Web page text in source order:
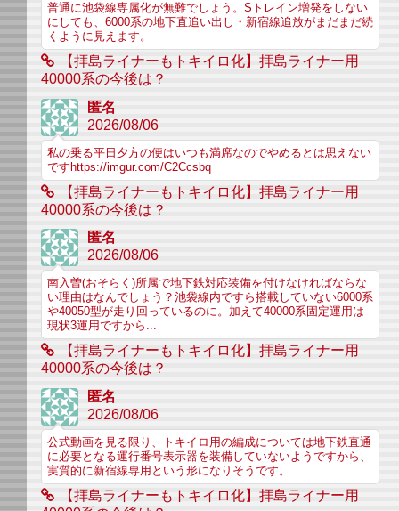
普通に池袋線専属化が無難でしょう。Sトレイン増発をしない
にしても、6000系の地下直追い出し・新宿線追放がまだまだ続
くように見えます。
【拝島ライナーもトキイロ化】拝島ライナー用
40000系の今後は？
匿名
2026/08/06
私の乗る平日夕方の便はいつも満席なのでやめるとは思えない
ですhttps://imgur.com/C2Ccsbq
【拝島ライナーもトキイロ化】拝島ライナー用
40000系の今後は？
匿名
2026/08/06
南入曽(おそらく)所属で地下鉄対応装備を付けなければならな
い理由はなんでしょう？池袋線内ですら搭載していない6000系
や40050型が走り回っているのに。加えて40000系固定運用は
現状3運用ですから...
【拝島ライナーもトキイロ化】拝島ライナー用
40000系の今後は？
匿名
2026/08/06
公式動画を見る限り、トキイロ用の編成については地下鉄直通
に必要となる運行番号表示器を装備していないようですから、
実質的に新宿線専用という形になりそうです。
【拝島ライナーもトキイロ化】拝島ライナー用